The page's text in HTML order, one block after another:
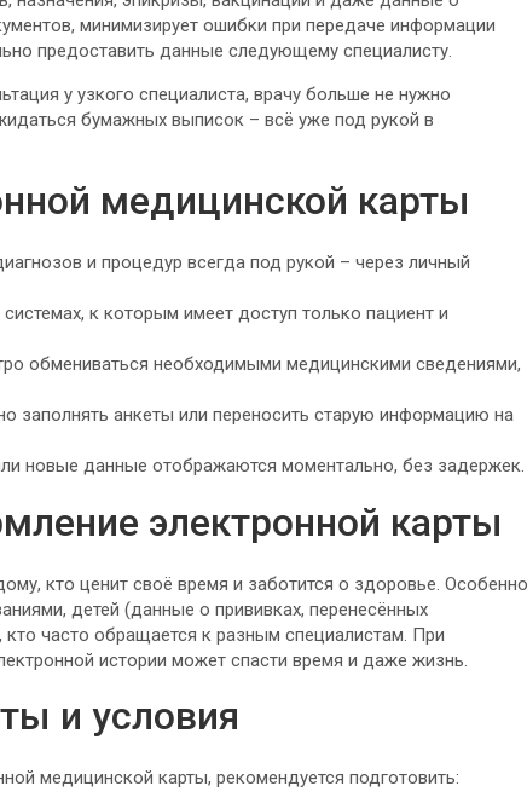
минимизирует ошибки при передаче информации
предоставить данные следующему специалисту.
у узкого специалиста, врачу больше не нужно
бумажных выписок – всё уже под рукой в
медицинской карты
и процедур всегда под рукой – через личный
к которым имеет доступ только пациент и
обмениваться необходимыми медицинскими сведениями,
заполнять анкеты или переносить старую информацию на
новые данные отображаются моментально, без задержек.
электронной карты
кто ценит своё время и заботится о здоровье. Особенно
детей (данные о прививках, перенесённых
часто обращается к разным специалистам. При
истории может спасти время и даже жизнь.
и условия
медицинской карты, рекомендуется подготовить: